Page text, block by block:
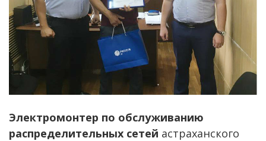
Электромонтер по обслуживанию
распределительных сетей астраханского